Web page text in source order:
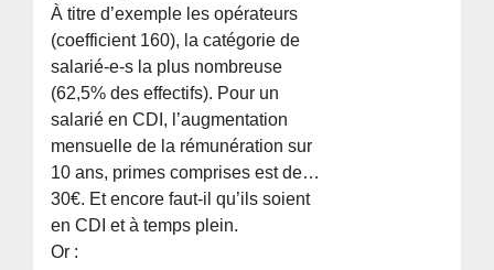
À titre d’exemple les opérateurs
(coefficient 160), la catégorie de
salarié-e-s la plus nombreuse
(62,5% des effectifs). Pour un
salarié en CDI, l’augmentation
mensuelle de la rémunération sur
10 ans, primes comprises est de…
30€. Et encore faut-il qu’ils soient
en CDI et à temps plein.
Or :